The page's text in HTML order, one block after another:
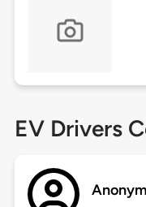
EV Drivers